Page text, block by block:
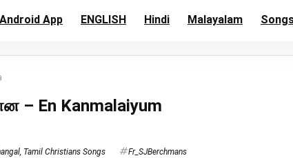
Android App ENGLISH Hindi Malayalam
– En Kanmalaiyum
, Tamil Christians Songs Fr_SJBerchmans